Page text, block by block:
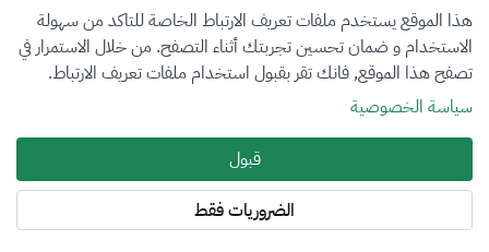
التصنيف
VFR3
فرع التقييم
هذا الموقع يستخدم ملفات تعريف الارتباط الخاصة للتاكد من سهولة
الاستخدام و ضمان تحسين تجربتك أثناء التصفح. من خلال الاستمرار في
تصفح هذا الموقع, فانك تقر بقبول استخدام ملفات تعريف الارتباط.
سياسة الخصوصية
قبول
الضروريات فقط